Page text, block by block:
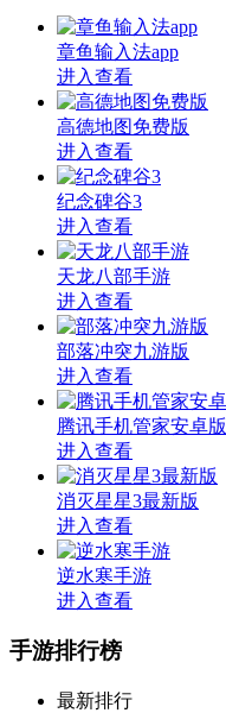
章鱼输入法app
进入查看
高德地图免费版
进入查看
纪念碑谷3
进入查看
天龙八部手游
进入查看
部落冲突九游版
进入查看
腾讯手机管家安卓版
进入查看
消灭星星3最新版
进入查看
逆水寒手游
进入查看
手游排行榜
最新排行